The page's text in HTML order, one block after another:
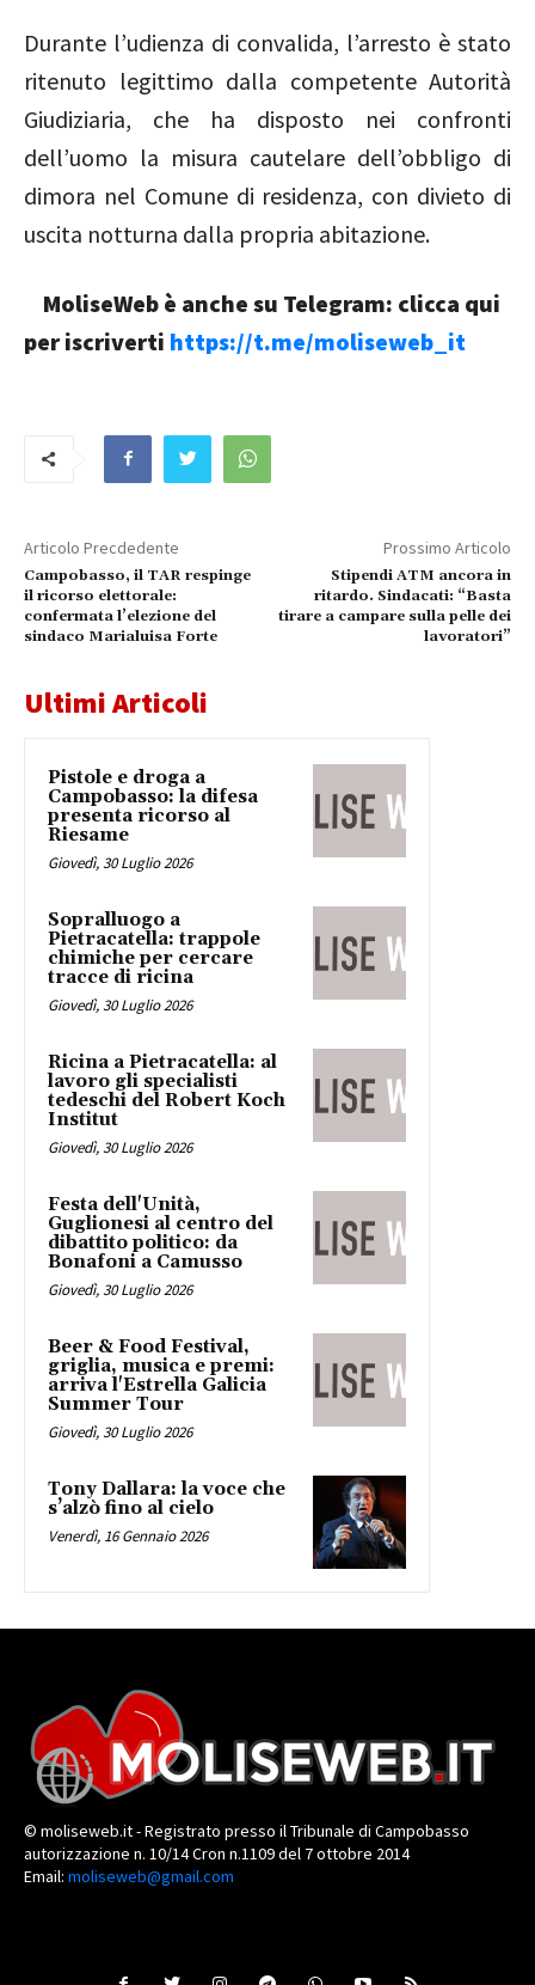
Durante l’udienza di convalida, l’arresto è stato
ritenuto legittimo dalla competente Autorità
Giudiziaria, che ha disposto nei confronti
dell’uomo la misura cautelare dell’obbligo di
dimora nel Comune di residenza, con divieto di
uscita notturna dalla propria abitazione.
MoliseWeb è anche su Telegram: clicca qui
per iscriverti https://t.me/moliseweb_it
Articolo Precdedente
Campobasso, il TAR respinge
il ricorso elettorale:
confermata l’elezione del
sindaco Marialuisa Forte
Prossimo Articolo
Stipendi ATM ancora in
ritardo. Sindacati: “Basta
tirare a campare sulla pelle dei
lavoratori”
Ultimi Articoli
Pistole e droga a
Campobasso: la difesa
presenta ricorso al
Riesame
Giovedì, 30 Luglio 2026
Sopralluogo a
Pietracatella: trappole
chimiche per cercare
tracce di ricina
Giovedì, 30 Luglio 2026
Ricina a Pietracatella: al
lavoro gli specialisti
tedeschi del Robert Koch
Institut
Giovedì, 30 Luglio 2026
Festa dell'Unità,
Guglionesi al centro del
dibattito politico: da
Bonafoni a Camusso
Giovedì, 30 Luglio 2026
Beer & Food Festival,
griglia, musica e premi:
arriva l'Estrella Galicia
Summer Tour
Giovedì, 30 Luglio 2026
Tony Dallara: la voce che
s’alzò fino al cielo
Venerdì, 16 Gennaio 2026
© moliseweb.it - Registrato presso il Tribunale di Campobasso
autorizzazione n. 10/14 Cron n.1109 del 7 ottobre 2014
Email: moliseweb@gmail.com